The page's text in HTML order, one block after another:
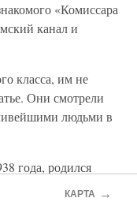
«Комиссара
канал и
класса, им не
Они смотрели
людьми в
года, родился
КАРТА →